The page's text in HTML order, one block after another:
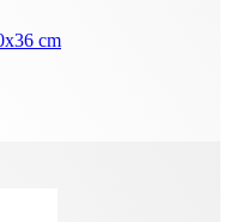
cm